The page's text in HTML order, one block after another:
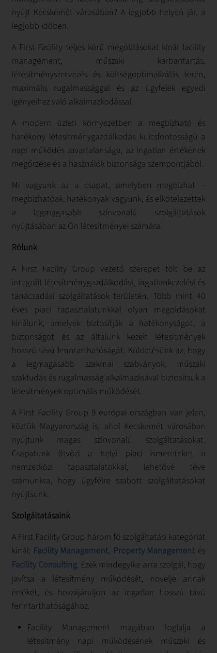
nyújt Kecskemét városában? A legjobb helyen jár, a
legjobb időben.
A First Facility teljes körű megoldásokat kínál facility
management, műszaki karbantartás,
létesítményszervezés és költségoptimalizálás terén,
maximális rugalmassággal és az ügyfelek egyedi
igényeihez való alkalmazkodással.
A modern üzleti környezetben a megbízható és
hatékony létesítménygazdálkodás kulcsfontosságú a
napi működés zavartalansága, az ingatlan értékének
megőrzése és a használók biztonsága szempontjából.
Mi vagyunk az a csapat, amelyben megbízhat –
megbízhatóak, hatékonyak vagyunk, és elkötelezettek
a legmagasabb színvonalú szolgáltatások
nyújtásában az Ön létesítményei számára.
Rólunk
A First Facility Group vezető szerepet tölt be az
integrált létesítménygazdálkodási, ingatlankezelési és
tanácsadási szolgáltatások területén. Több mint 40
éves piaci tapasztalatunkkal olyan megoldásokat
kínálunk, amelyek biztosítják a hatékonyságot, a
biztonságot és az általunk kezelt létesítmények
hosszú távú fenntarthatóságát. Küldetésünk az, hogy
a legmagasabb szakmai szabványok, műszaki
szaktudás és rugalmasság alkalmazásával biztosítsuk a
létesítmények optimális működését.
A First Facility Group 9 európai országban van jelen,
köztük Magyarország is, ahol Kecskemét városában
nyújtunk magas színvonalú szolgáltatásokat.
Csapatunk ötvözi a helyi piaci ismereteket a
nemzetközi tapasztalatokkal, lehetővé téve
számunkra, hogy ügyfélre szabott szolgáltatásokat
nyújtsunk.
Szolgáltatásaink
A First Facility Group három fő szolgáltatási kategóriát
kínál: Facility Management, Property Managementés
Facility Consulting. Ezek mindegyike arra szolgál, hogy
javítsa a létesítmény működését, növelje annak
értékét, és hozzájáruljon az ingatlan hosszú távú
fenntarthatóságához.
Facility Management magában foglalja a
létesítmény napi működésének műszaki és